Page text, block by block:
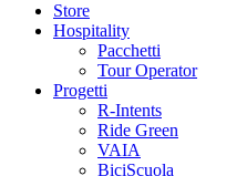
Store
Hospitality
Pacchetti
Tour Operator
Progetti
R-Intents
Ride Green
VAIA
BiciScuola